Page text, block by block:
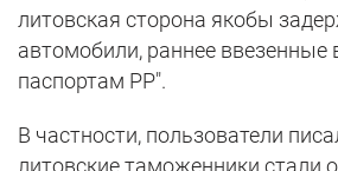
литовская сторона якобы
автомобили, раннее ввезенные
паспортам PP".
В частности, пользователи